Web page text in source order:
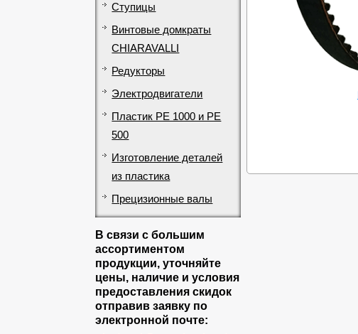
Ступицы
Винтовые домкраты
CHIARAVALLI
Редукторы
Электродвигатели
Пластик PE 1000 и PE
500
Изготовление деталей
из пластика
Прецизионные валы
В связи с большим
ассортиментом
продукции, уточняйте
цены, наличие и условия
предоставления скидок
отправив заявку по
электронной почте: